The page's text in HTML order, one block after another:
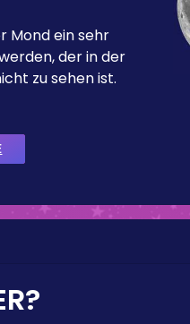
Mond ein sehr
der in der
zu sehen ist.